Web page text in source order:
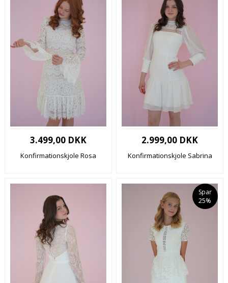
3.499,00 DKK
Konfirmationskjole Rosa
2.999,00 DKK
Konfirmationskjole Sabrina
Spar
25%